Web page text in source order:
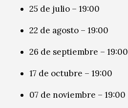
25 de julio – 19:00
22 de agosto – 19:00
26 de septiembre – 19:00
17 de octubre – 19:00
07 de noviembre – 19:00